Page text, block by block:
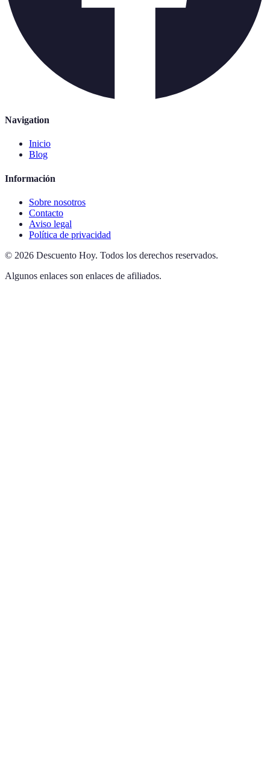
Navigation
Inicio
Blog
Información
Sobre nosotros
Contacto
Aviso legal
Política de privacidad
© 2026 Descuento Hoy. Todos los derechos reservados.
Algunos enlaces son enlaces de afiliados.